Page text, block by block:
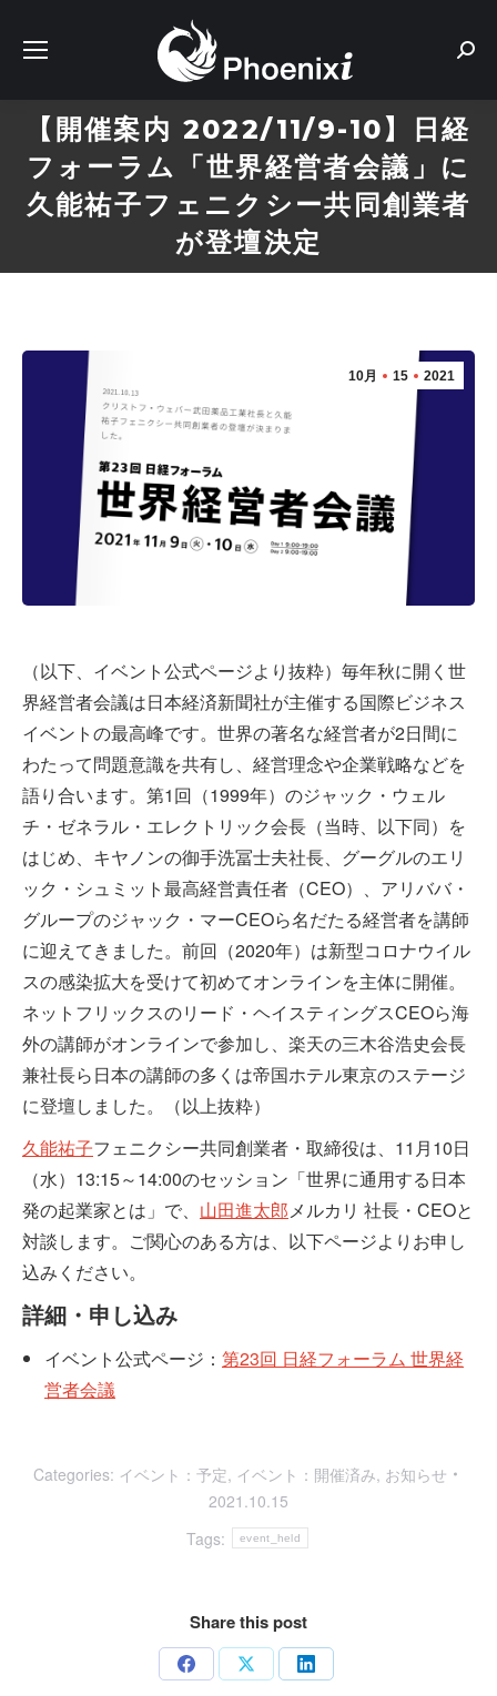
【開催案内 2022/11/9-10】日経
フォーラム「世界経営者会議」に
久能祐子フェニクシー共同創業者
が登壇決定
10月 15 2021
（以下、イベント公式ページより抜粋）毎年秋に開く世
界経営者会議は日本経済新聞社が主催する国際ビジネス
イベントの最高峰です。世界の著名な経営者が2日間に
わたって問題意識を共有し、経営理念や企業戦略などを
語り合います。第1回（1999年）のジャック・ウェル
チ・ゼネラル・エレクトリック会長（当時、以下同）を
はじめ、キヤノンの御手洗冨士夫社長、グーグルのエリ
ック・シュミット最高経営責任者（CEO）、アリババ・
グループのジャック・マーCEOら名だたる経営者を講師
に迎えてきました。前回（2020年）は新型コロナウイル
スの感染拡大を受けて初めてオンラインを主体に開催。
ネットフリックスのリード・ヘイスティングスCEOら海
外の講師がオンラインで参加し、楽天の三木谷浩史会長
兼社長ら日本の講師の多くは帝国ホテル東京のステージ
に登壇しました。（以上抜粋）
久能祐子フェニクシー共同創業者・取締役は、11月10日
（水）13:15～14:00のセッション「世界に通用する日本
発の起業家とは」で、 山田進太郎 メルカリ 社長・CEOと
対談します。ご関心のある方は、以下ページよりお申し
込みください。
詳細・申し込み
イベント公式ページ： 第23回 日経フォーラム 世界経
営者会議
Categories: イベント：予定, イベント：開催済み, お知らせ
2021.10.15
Tags:
event_held
Share this post
Share Share Share